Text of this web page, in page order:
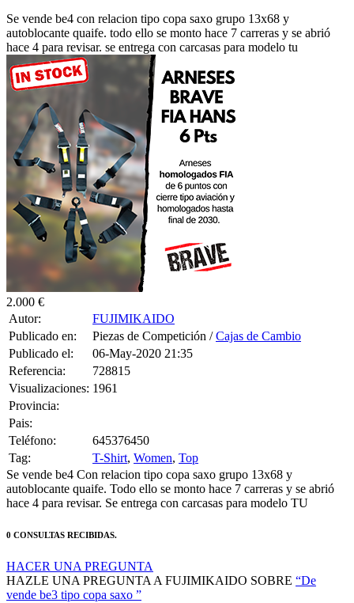
Se vende be4 con relacion tipo copa saxo grupo 13x68 y
autoblocante quaife. todo ello se monto hace 7 carreras y se abrió
hace 4 para revisar. se entrega con carcasas para modelo tu
2.000 €
Autor:
FUJIMIKAIDO
Publicado en:
Piezas de Competición /Cajas de Cambio
Publicado el:
06-May-2020 21:35
Referencia:
728815
Visualizaciones: 1961
Provincia:
Pais:
Teléfono:
645376450
Tag:
T-Shirt, Women, Top
Se vende be4 Con relacion tipo copa saxo grupo 13x68 y
autoblocante quaife. Todo ello se monto hace 7 carreras y se abrió
hace 4 para revisar. Se entrega con carcasas para modelo TU
0 CONSULTAS RECIBIDAS.
HACER UNA PREGUNTA
HAZLE UNA PREGUNTA A FUJIMIKAIDO SOBRE “De
vende be3 tipo copa saxo ”